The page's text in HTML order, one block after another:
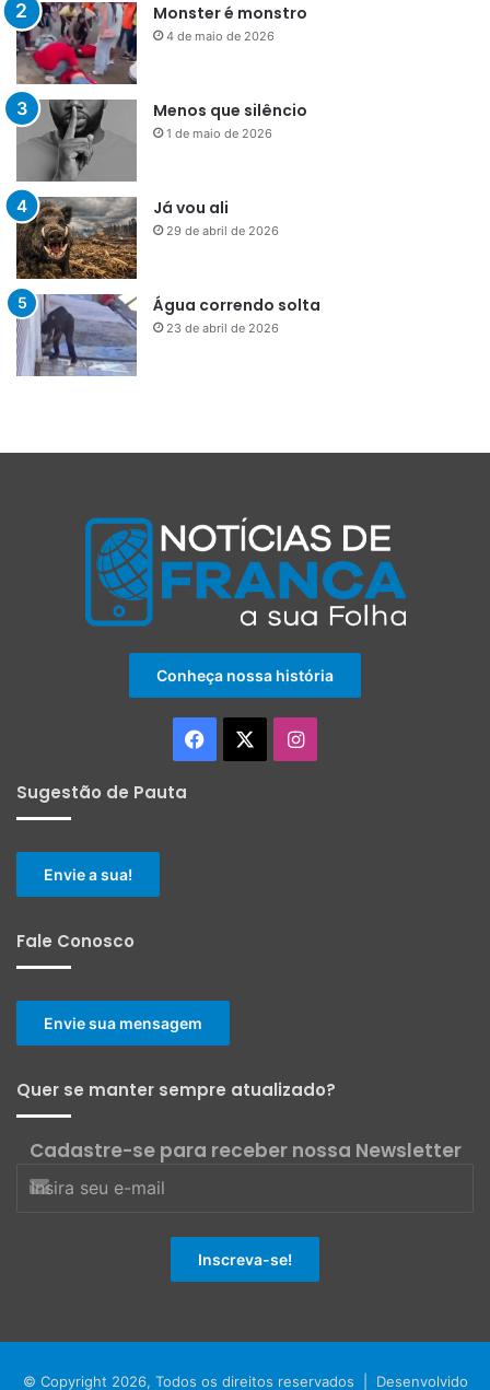
Monster é monstro
4 de maio de 2026
Menos que silêncio
1 de maio de 2026
Já vou ali
29 de abril de 2026
Água correndo solta
23 de abril de 2026
Conheça nossa história
Facebook Instagram
Sugestão de Pauta
Envie a sua!
Fale Conosco
Envie sua mensagem
Quer se manter sempre atualizado?
Cadastre-se para receber nossa Newsletter
© Copyright 2026, Todos os direitos reservados | Desenvolvido